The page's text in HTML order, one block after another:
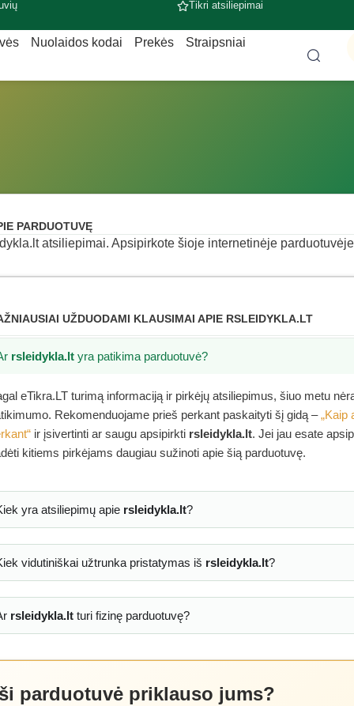
Tikri atsiliepimai
Nuolaidos kodai Prekės Straipsniai
PARDUOTUVĘ
atsiliepimai. Apsipirkote šioje internetinėje
UŽDUODAMI KLAUSIMAI APIE RSLEIDYKLA.LT
rsleidykla.lt yra patikima parduotuvė?
eTikra.LT turimą informaciją ir pirkėjų atsiliepimus, šiuo metu
Rekomenduojame prieš perkant paskaityti šį gidą –„Kaip
ir įsivertinti ar saugu apsipirkti rsleidykla.lt. Jei jau esate
kitiems pirkėjams daugiau sužinoti apie šią parduotuvę.
yra atsiliepimų apie rsleidykla.lt?
vidutiniškai užtrunka pristatymas iš rsleidykla.lt?
rsleidykla.ltturi fizinę parduotuvę?
parduotuvė priklauso jums?